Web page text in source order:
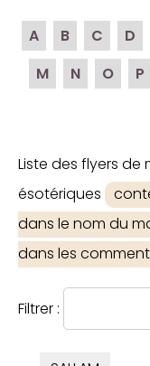
A B C D
M
N O P
Liste des flyers
ésotériques
dans le nom du
dans les
Filtrer :